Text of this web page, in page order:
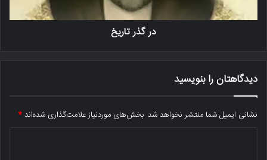
در گذر تاریخ
دیدگاهتان را بنویسید
نشانی ایمیل شما منتشر نخواهد شد. بخش‌های موردنیاز علامت‌گذاری شده‌اند*